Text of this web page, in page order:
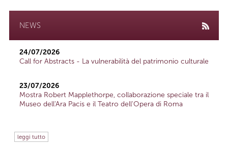
NEWS
24/07/2026
Call for Abstracts - La vulnerabilità del patrimonio culturale
23/07/2026
Mostra Robert Mapplethorpe, collaborazione speciale tra il
Museo dell'Ara Pacis e il Teatro dell'Opera di Roma
leggi tutto